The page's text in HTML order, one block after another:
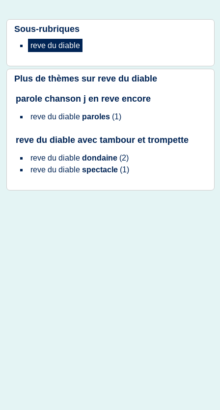
Sous-rubriques
reve du diable
Plus de thèmes sur reve du diable
parole chanson j en reve encore
reve du diable paroles (1)
reve du diable avec tambour et trompette
reve du diable dondaine (2)
reve du diable spectacle (1)